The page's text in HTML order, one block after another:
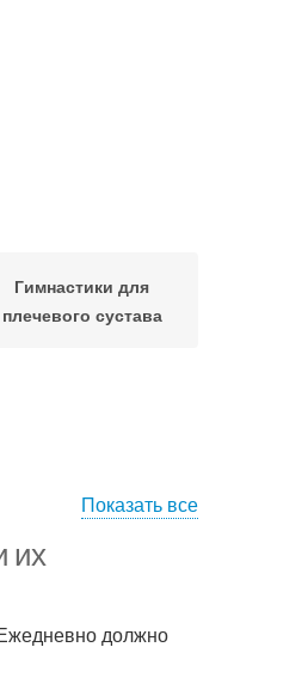
Гимнастики для
плечевого сустава
Показать все
их
должно